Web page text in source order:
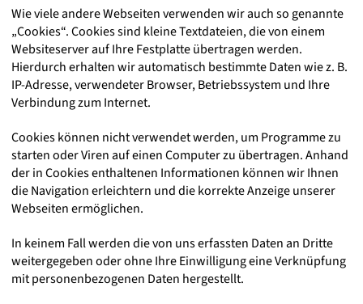
Wie viele andere Webseiten verwenden wir auch so genannte
„Cookies“. Cookies sind kleine Textdateien, die von einem
Websiteserver auf Ihre Festplatte übertragen werden.
Hierdurch erhalten wir automatisch bestimmte Daten wie z. B.
IP-Adresse, verwendeter Browser, Betriebssystem und Ihre
Verbindung zum Internet.
Cookies können nicht verwendet werden, um Programme zu
starten oder Viren auf einen Computer zu übertragen. Anhand
der in Cookies enthaltenen Informationen können wir Ihnen
die Navigation erleichtern und die korrekte Anzeige unserer
Webseiten ermöglichen.
In keinem Fall werden die von uns erfassten Daten an Dritte
weitergegeben oder ohne Ihre Einwilligung eine Verknüpfung
mit personenbezogenen Daten hergestellt.